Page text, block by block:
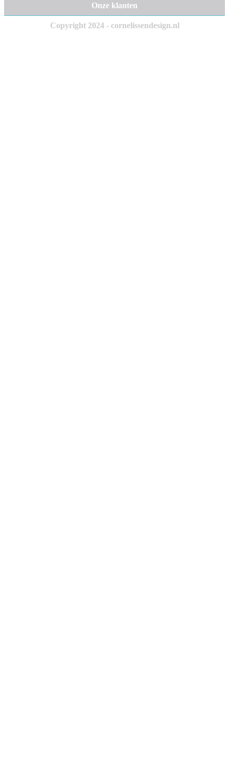
Onze klanten
Copyright 2024 - cornelissendesign.nl